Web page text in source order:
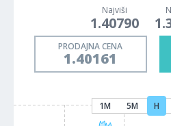
Najviši
1.40790
PRODAJNA CENA
1.40161
1M 5M H